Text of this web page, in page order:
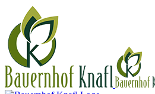
Inhalt
springen